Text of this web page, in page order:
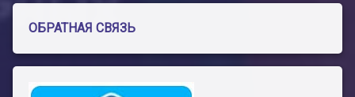
ОБРАТНАЯ СВЯЗЬ